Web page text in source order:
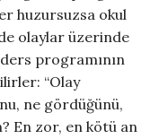
huzursuzsa okul
olaylar üzerinde
programının
“Olay
ne gördüğünü,
En zor, en kötü an